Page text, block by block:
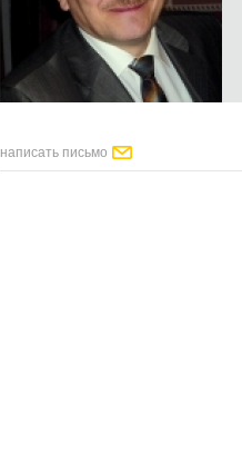
написать письмо